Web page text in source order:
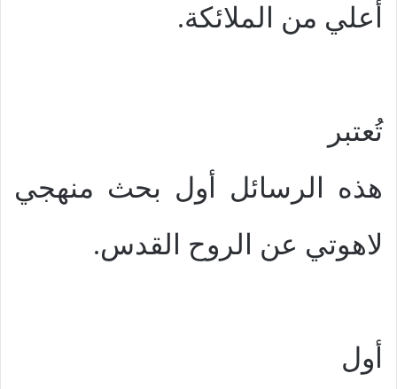
أعلي من الملائكة.
تُعتبر
هذه الرسائل أول بحث منهجي
لاهوتي عن الروح القدس.
أول